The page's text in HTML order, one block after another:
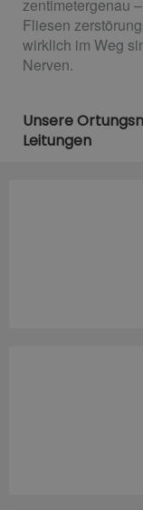
zentimetergenau
Fliesen
wirklich im Weg
Nerven.
Unsere
Leitungen